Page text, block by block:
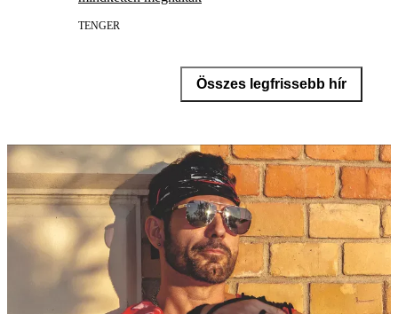
TENGER
Összes legfrissebb hír